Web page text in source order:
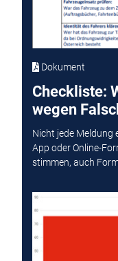
Dokument
Checkliste:
wegen
Nicht jede Meldung
App oder Online-
stimmen, auch